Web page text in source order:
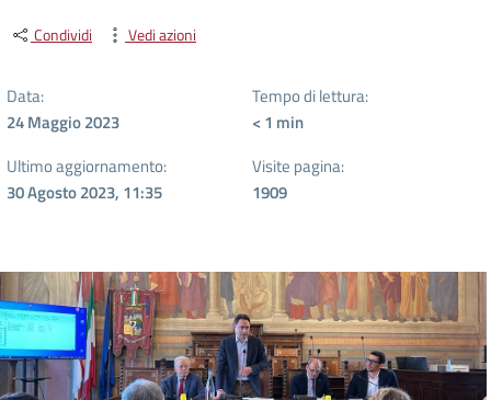
Condividi Vedi azioni
Data:
24 Maggio 2023
Tempo di lettura:
< 1 min
Ultimo aggiornamento:
30 Agosto 2023, 11:35
Visite pagina:
1909